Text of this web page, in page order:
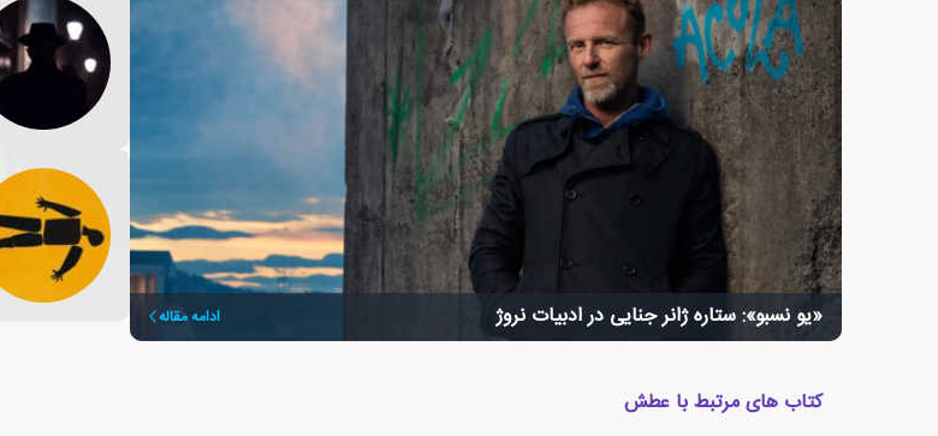
«یو نسبو»: ستاره ژانر جنایی در ادبیات نروژ ادامه مقاله
کتاب های مرتبط با عطش